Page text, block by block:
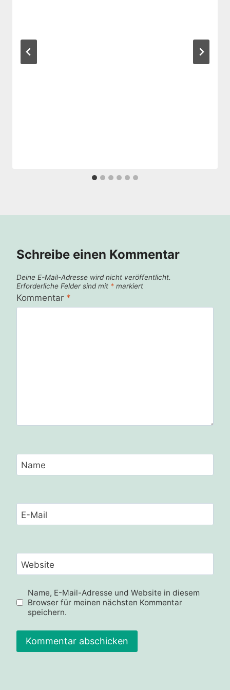
Schreibe einen Kommentar
Deine E-Mail-Adresse wird nicht veröffentlicht.
Erforderliche Felder sind mit * markiert
Kommentar *
Name
E-Mail
Website
Name, E-Mail-Adresse und Website in diesem
Browser für meinen nächsten Kommentar
speichern.